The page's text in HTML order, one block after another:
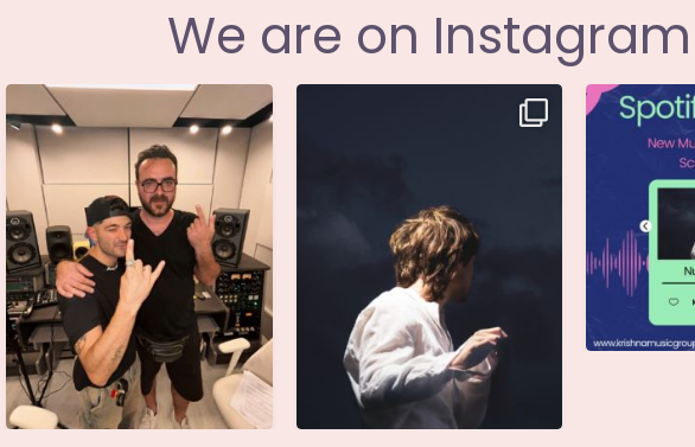
We are on Instagram
Siamo entusiasti di annunciare
che @moseofficial...
Nuova